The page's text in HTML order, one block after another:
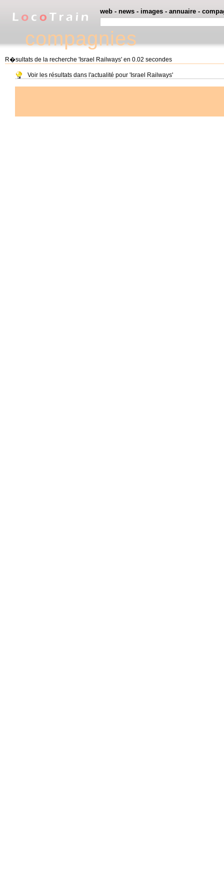
compagnies
web - news - images - annuaire -
R�sultats de la recherche 'Israel Railways' en 0.02 secondes
Voir les résultats dans l'actualité pour 'Israel Railways'